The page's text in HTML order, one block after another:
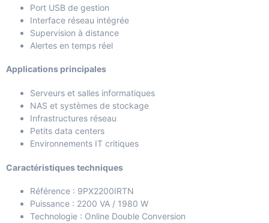
Port USB de gestion
Interface réseau intégrée
Supervision à distance
Alertes en temps réel
Applications principales
Serveurs et salles informatiques
NAS et systèmes de stockage
Infrastructures réseau
Petits data centers
Environnements IT critiques
Caractéristiques techniques
Référence : 9PX2200IRTN
Puissance : 2200 VA / 1980 W
Technologie : Online Double Conversion